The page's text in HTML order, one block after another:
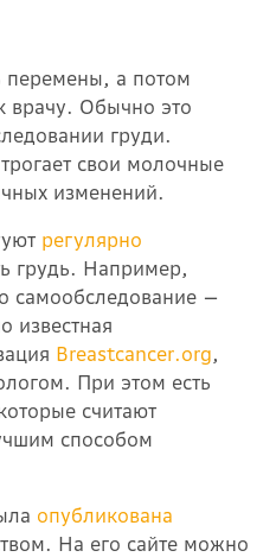
перемены, а потом
врачу. Обычно это
груди.
свои молочные
изменений.
регулярно
грудь. Например,
самообследование —
известная
Breastcancer.org,
При этом есть
считают
способом
опубликована
На его сайте можно